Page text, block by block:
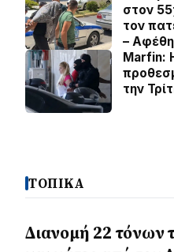
στον
τον
–
Marfin:
την
ΤΟΠΙΚΑ
Διανομή 22 τόνων